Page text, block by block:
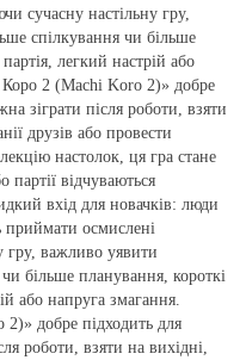
сучасну настільну гру,
спілкування чи більше
легкий настрій або
2 (Machi Koro 2)» добре
зіграти після роботи, взяти
друзів або провести
настолок, ця гра стане
партії відчуваються
вхід для новачків: люди
осмислені
гру, важливо уявити
більше планування, короткі
або напруга змагання.
добре підходить для
роботи, взяти на вихідні,